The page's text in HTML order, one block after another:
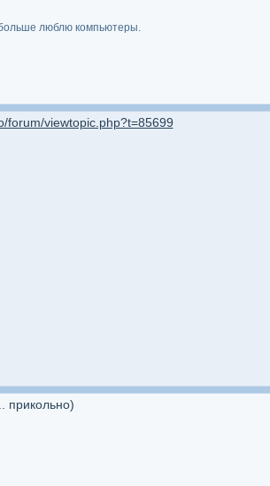
люблю компьютеры.
forum/viewtopic.php?t=85699
прикольно)